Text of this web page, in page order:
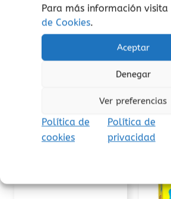
Para más información visita
de Cookies.
Aceptar
Denegar
Ver preferencias
Política de
cookies
Política de
privacidad
Descarga las instrucciones de
No apto para niños
años, peligro de asfixia por
El embalaje